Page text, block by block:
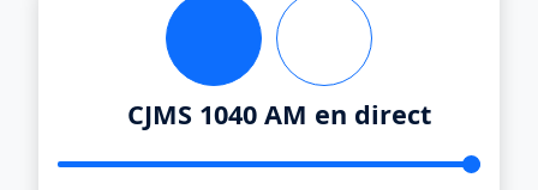
CJMS 1040 AM en direct